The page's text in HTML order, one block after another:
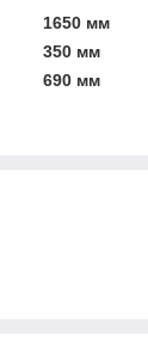
1650 мм
350 мм
690 мм